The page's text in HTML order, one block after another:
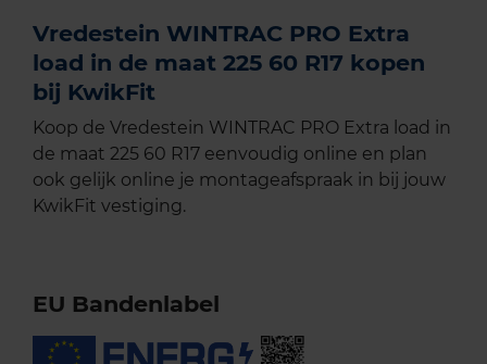
Vredestein WINTRAC PRO Extra
load in de maat 225 60 R17 kopen
bij KwikFit
Koop de Vredestein WINTRAC PRO Extra load in
de maat 225 60 R17 eenvoudig online en plan
ook gelijk online je montageafspraak in bij jouw
KwikFit vestiging.
EU Bandenlabel